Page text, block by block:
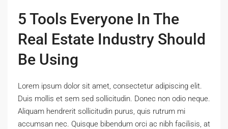
5 Tools Everyone In The
Real Estate Industry Should
Be Using
Lorem ipsum dolor sit amet, consectetur adipiscing elit.
Duis mollis et sem sed sollicitudin. Donec non odio neque.
Aliquam hendrerit sollicitudin purus, quis rutrum mi
accumsan nec. Quisque bibendum orci ac nibh facilisis, at